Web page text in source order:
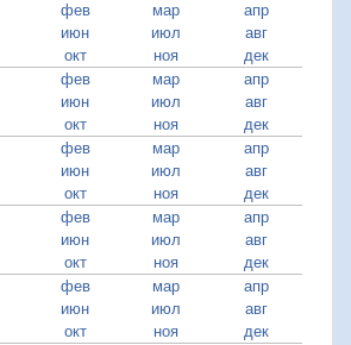
фев мар
апр
июн июл
авг
окт ноя
дек
фев мар
апр
июн июл
авг
окт ноя
дек
фев мар
апр
июн июл
авг
окт ноя
дек
фев мар
апр
июн июл
авг
окт ноя
дек
фев мар
апр
июн июл
авг
окт ноя
дек